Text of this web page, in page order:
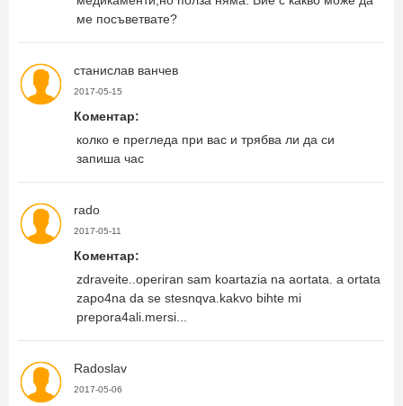
ме посъветвате?
станислав ванчев
2017-05-15
Коментар:
колко е прегледа при вас и трябва ли да си
запиша час
rado
2017-05-11
Коментар:
zdraveite..operiran sam koartazia na aortata. a ortata
zapo4na da se stesnqva.kakvo bihte mi
prepora4ali.mersi...
Radoslav
2017-05-06